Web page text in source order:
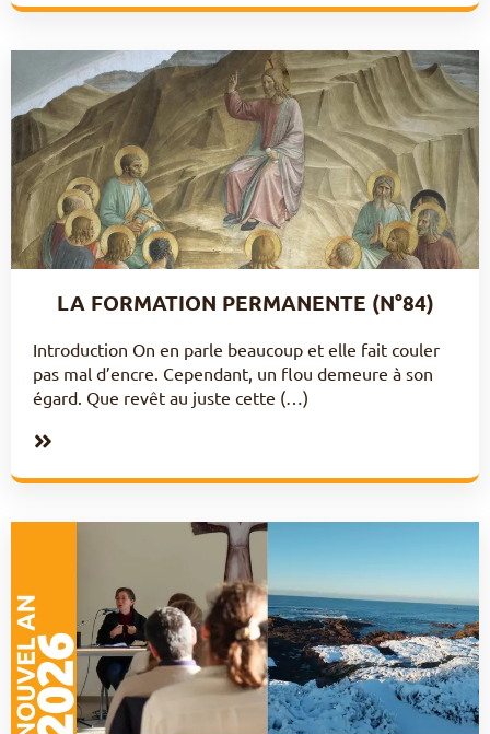
LA FORMATION PERMANENTE (N°84)
Introduction On en parle beaucoup et elle fait couler
pas mal d’encre. Cependant, un flou demeure à son
égard. Que revêt au juste cette (…)